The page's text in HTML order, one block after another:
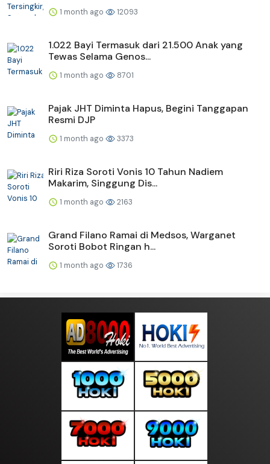
1 month ago 12093
1.022 Bayi Termasuk dari 21.500 Anak yang
Tewas Selama Genos...
1 month ago 8701
Pajak JHT Diminta Hapus, Begini Tanggapan
Resmi DJP
1 month ago 3373
Riri Riza Soroti Vonis 10 Tahun Nadiem
Makarim, Singgung Dis...
1 month ago 2163
Grand Filano Ramai di Medsos, Warganet
Soroti Bobot Ringan h...
1 month ago 1736